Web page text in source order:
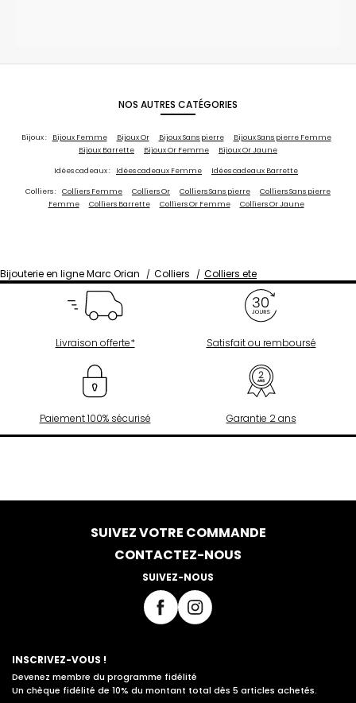
NOS AUTRES CATÉGORIES
Bijoux : Bijoux Femme Bijoux Or Bijoux Sans pierre
Bijoux Sans pierre Femme
Bijoux Barrette
Bijoux Or Femme Bijoux Or Jaune
Idées cadeaux : Idées cadeaux Femme Idées cadeaux Barrette
Colliers : Colliers Femme Colliers Or Colliers Sans pierre
Colliers Sans pierre
Femme
Colliers Barrette Colliers Or Femme Colliers Or Jaune
Bijouterie en ligne Marc Orian Colliers Colliers ete
Livraison offerte* Satisfait ou remboursé
Paiement 100% sécurisé Garantie 2 ans
SUIVEZ VOTRE COMMANDE
CONTACTEZ-NOUS
SUIVEZ-NOUS
INSCRIVEZ-VOUS !
Devenez membre du programme fidélité
Un chèque fidélité de 10% du montant total dès 5 articles achetés.